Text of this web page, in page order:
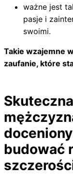
ważne jest
pasje i
swoimi.
Takie wzajemne
zaufanie, które
budować